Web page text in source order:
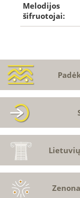
Melodijos
šifruotojai: